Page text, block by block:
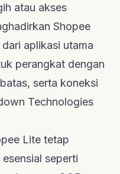
atau akses
Shopee
aplikasi utama
perangkat dengan
serta koneksi
Technologies
Lite tetap
seperti